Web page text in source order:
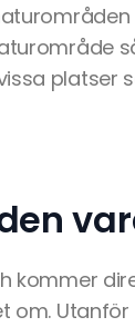
platser
kommer
om.